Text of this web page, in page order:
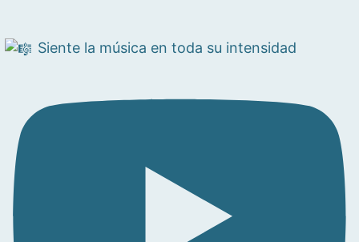
Siente la música en toda su intensidad